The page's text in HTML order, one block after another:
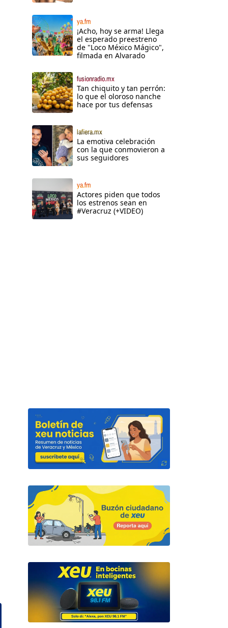
ya.fm
¡Acho, hoy se arma! Llega
el esperado preestreno
de "Loco México Mágico",
filmada en Alvarado
fusionradio.mx
Tan chiquito y tan perrón:
lo que el oloroso nanche
hace por tus defensas
lafiera.mx
La emotiva celebración
con la que conmovieron a
sus seguidores
ya.fm
Actores piden que todos
los estrenos sean en
#Veracruz (+VIDEO)